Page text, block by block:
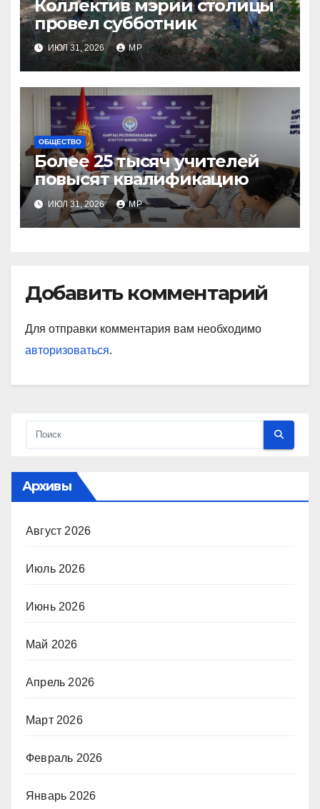
Коллектив мэрии столицы
провел субботник
ИЮЛ 31, 2026 MP
ОБЩЕСТВО
Более 25 тысяч учителей
повысят квалификацию
ИЮЛ 31, 2026 MP
Добавить комментарий
Для отправки комментария вам необходимо
авторизоваться.
Архивы
Август 2026
Июль 2026
Июнь 2026
Май 2026
Апрель 2026
Март 2026
Февраль 2026
Январь 2026